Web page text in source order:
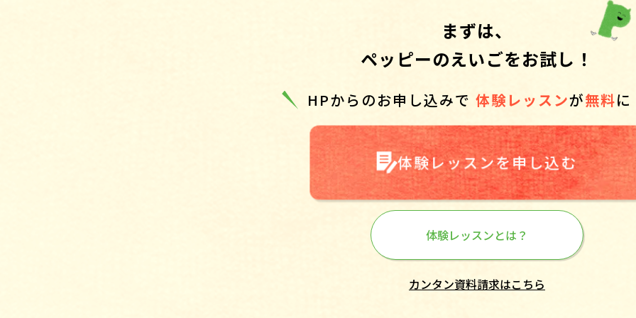
まずは、
ペッピーのえいごをお試し！
HPからのお申し込みで 体験レッスンが無料
体験レッスンを申し込む
体験レッスンとは？
カンタン資料請求はこちら